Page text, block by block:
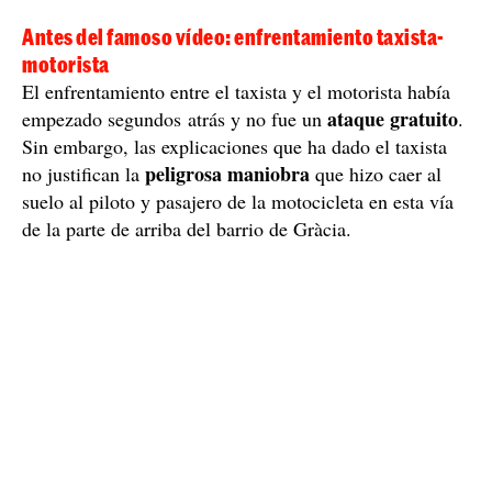
Antes del famoso vídeo: enfrentamiento taxista-
motorista
El enfrentamiento entre el taxista y el motorista había
empezado segundos atrás y no fue un ataque gratuito.
Sin embargo, las explicaciones que ha dado el taxista
no justifican la peligrosa maniobra que hizo caer al
suelo al piloto y pasajero de la motocicleta en esta vía
de la parte de arriba del barrio de Gràcia.